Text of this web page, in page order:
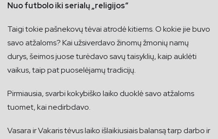
Nuo futbolo iki serialų „religijos“
Taigi tokie pašnekovų tėvai atrodė kitiems. O kokie jie buvo
savo atžaloms? Kai užsiverdavo žinomų žmonių namų
durys, šeimos juose turėdavo savų taisyklių, kaip auklėti
vaikus, taip pat puoselėjamų tradicijų.
Pirmiausia, svarbi kokybiško laiko duoklė savo atžaloms
tuomet, kai nedirbdavo.
Vasara ir Vakaris tėvus laiko išlaikiusiais balansą tarp darbo ir